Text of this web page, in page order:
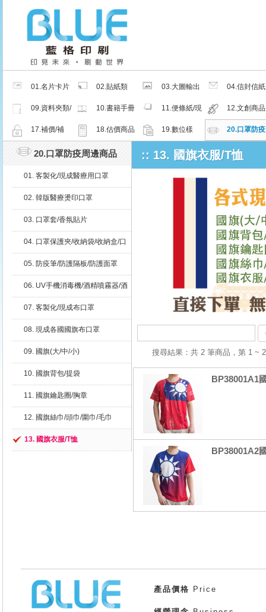
01.名片卡片
02.貼紙類
03.大圖輸出
04.信封信紙
09.資料夾類/
夾鏈密封袋
10.書籍手冊
11.便條紙/現
成品
12.文創商品
17.補價/補
18.估價商品 19.數位樣
20.口罩防疫
20.口罩防疫周邊商品
01. 客製化/現成醫療用口罩
02. 韓版醫療燙印口罩
03. 口罩套/香氛貼片
04. 口罩保護夾/收納袋/收納盒/口
05. 防疫筆/防護隔板/防護面罩
06. UV手機消毒機/酒精噴霧器/酒
07. 客製化/現成布口罩
08. 現成各國國旗布口罩
09. 國旗(大/中/小)
10. 國旗背包/提袋
11. 國旗鑰匙圈/胸章
12. 國旗絲巾/頭巾/圍巾/毛巾
13. 國旗衣服/T恤
:: 13. 國旗衣服/T恤
搜尋結果：共 2 筆商品，第
BP38001A1
BP38001A2
產品價格 Price